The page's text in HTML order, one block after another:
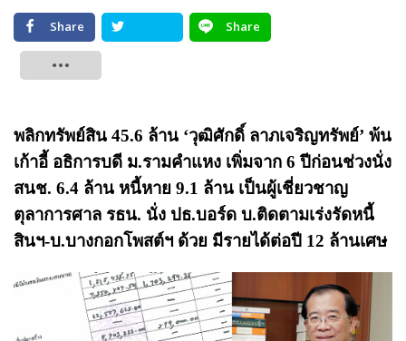
Share
Share
พลิกทรัพย์สิน 45.6 ล้าน ‘วุฒิศักดิ์ ลาภเจริญทรัพย์’ พ้น
เก้าอี้ อธิการบดี ม.รามคำแหง เพิ่มจาก 6 ปีก่อนช่วงนั่ง
สนช. 6.4 ล้าน หนี้หาย 9.1 ล้าน เป็นผู้เชี่ยวชาญ
ตุลาการศาล รธน. นั่ง ปธ.บอร์ด บ.ติดตามเร่งรัดหนี้
สินฯ-บ.บางกอกโพสต์ฯ ด้วย มีรายได้ต่อปี 12 ล้านเศษ